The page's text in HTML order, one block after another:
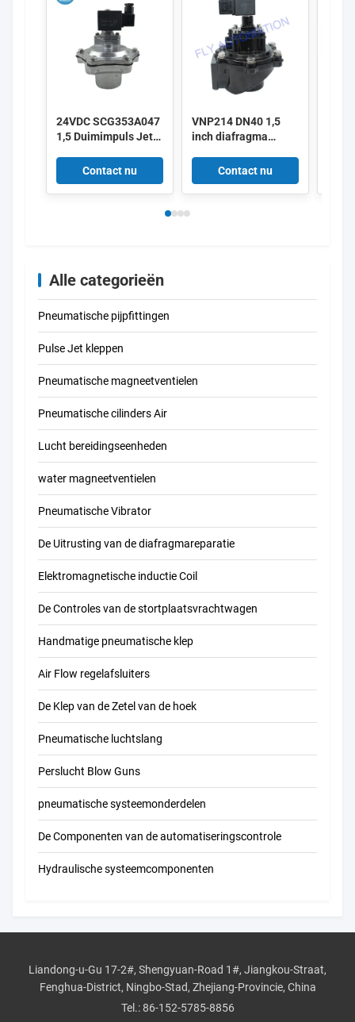
24VDC SCG353A047
1,5 Duimimpuls Jet
Contact nu
VNP214 DN40 1,5
inch diafragma
aluminium puls
Contact nu
Alle categorieën
Pneumatische pijpfittingen
Pulse Jet kleppen
Pneumatische magneetventielen
Pneumatische cilinders Air
Lucht bereidingseenheden
water magneetventielen
Pneumatische Vibrator
De Uitrusting van de diafragmareparatie
Elektromagnetische inductie Coil
De Controles van de stortplaatsvrachtwagen
Handmatige pneumatische klep
Air Flow regelafsluiters
De Klep van de Zetel van de hoek
Pneumatische luchtslang
Perslucht Blow Guns
pneumatische systeemonderdelen
De Componenten van de automatiseringscontrole
Hydraulische systeemcomponenten
Liandong-u-Gu 17-2#, Shengyuan-Road 1#, Jiangkou-Straat,
Fenghua-District, Ningbo-Stad, Zhejiang-Provincie, China
Tel.:86-152-5785-8856